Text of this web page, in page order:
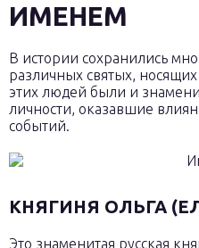
ИМЕНЕМ
В истории сохранились
различных святых,
этих людей были и
личности, оказавшие
событий.
КНЯГИНЯ ОЛЬГА
Это знаменитая русская